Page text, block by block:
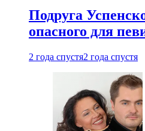
Подруга
опасного для
2 года спустя2 года спустя